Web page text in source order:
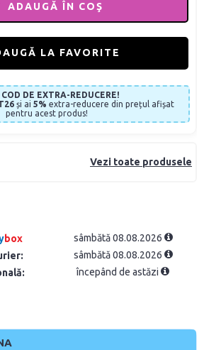
Vezi toate produsele
box
sâmbătă 08.08.2026
sâmbătă 08.08.2026
începând de astăzi
ADAUGĂ ÎN COŞ
LA FAVORITE
DE EXTRA-REDUCERE!
și ai 5% extra-reducere din prețul afișat
pentru acest produs!